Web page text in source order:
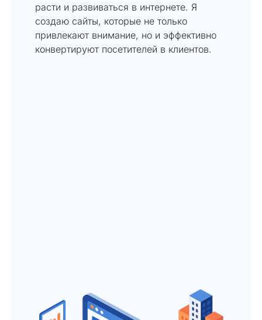
расти и развиваться в интернете. Я
создаю сайты, которые не только
привлекают внимание, но и эффективно
конвертируют посетителей в клиентов.